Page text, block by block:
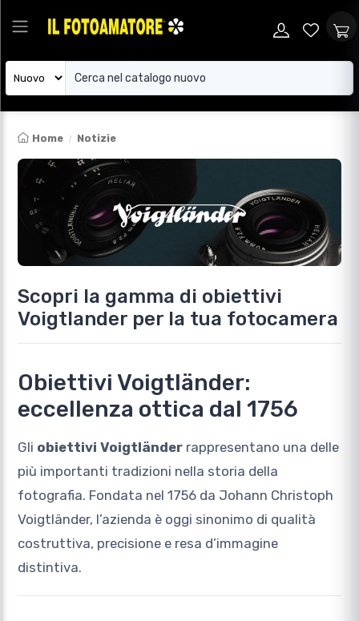
Home Notizie
Scopri la gamma di obiettivi
Voigtlander per la tua fotocamera
Obiettivi Voigtländer:
eccellenza ottica dal 1756
Gli obiettivi Voigtländer rappresentano una delle
più importanti tradizioni nella storia della
fotografia. Fondata nel 1756 da Johann Christoph
Voigtländer, l’azienda è oggi sinonimo di qualità
costruttiva, precisione e resa d’immagine
distintiva.